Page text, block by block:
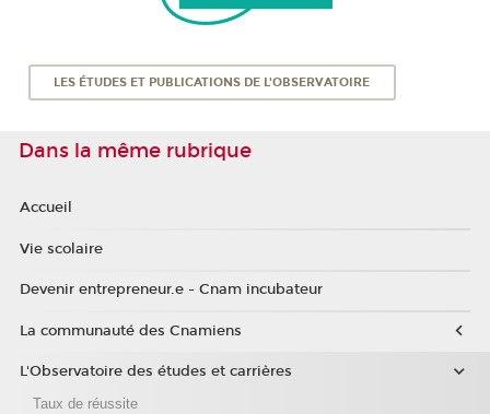
LES ÉTUDES ET PUBLICATIONS DE L'OBSERVATOIRE
Dans la même rubrique
Accueil
Vie scolaire
Devenir entrepreneur.e - Cnam incubateur
La communauté des Cnamiens
L'Observatoire des études et carrières
Taux de réussite